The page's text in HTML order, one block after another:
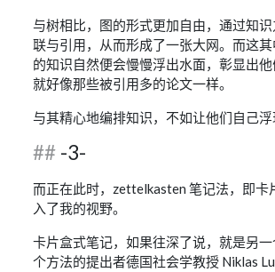
与树相比，图的形式更加自由，通过知
联与引用，从而形成了一张大网。而这
的知识自然便会慢慢浮出水面，彰显出
就好像那些被引用多的论文一样。
与其精心地编排知识，不如让他们自己浮
-3-
而正在此时，zettelkasten 笔记法，即卡
入了我的视野。
卡片盒式笔记，如果往深了说，就是另
个方法的提出者德国社会学教授 Niklas